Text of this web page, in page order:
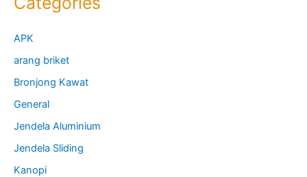
APK
arang briket
Bronjong Kawat
General
Jendela Aluminium
Jendela Sliding
Kanopi